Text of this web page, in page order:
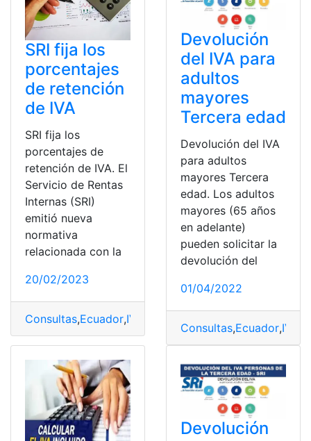
SRI fija los
porcentajes
de retención
de IVA
SRI fija los
porcentajes de
retención de IVA. El
Servicio de Rentas
Internas (SRI)
emitió nueva
normativa
relacionada con la
20/02/2023
Consultas,Ecuador,IVA 12%
Devolución
del IVA para
adultos
mayores
Tercera edad
Devolución del IVA
para adultos
mayores Tercera
edad. Los adultos
mayores (65 años
en adelante)
pueden solicitar la
devolución del
01/04/2022
Consultas,Ecuador,IVA
Devolución